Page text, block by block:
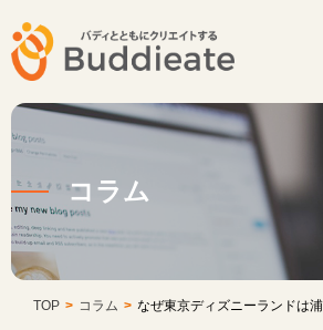
コラム
TOP > コラム > なぜ東京ディズニーランドは